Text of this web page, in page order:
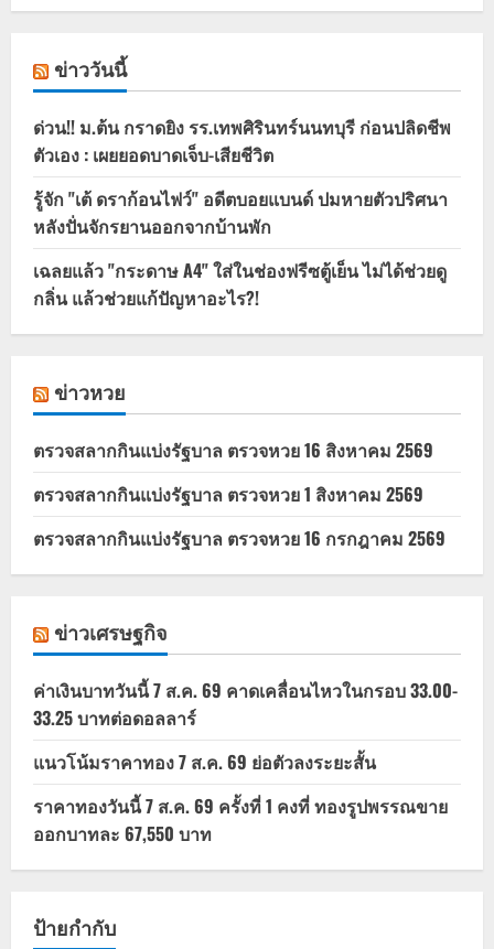
ข่าววันนี้
ด่วน!! ม.ต้น กราดยิง รร.เทพศิรินทร์นนทบุรี ก่อนปลิดชีพ
ตัวเอง : เผยยอดบาดเจ็บ-เสียชีวิต
รู้จัก "เต้ ดราก้อนไฟว์" อดีตบอยแบนด์ ปมหายตัวปริศนา
หลังปั่นจักรยานออกจากบ้านพัก
เฉลยแล้ว "กระดาษ A4" ใส่ในช่องฟรีซตู้เย็น ไม่ได้ช่วยดู
กลิ่น แล้วช่วยแก้ปัญหาอะไร?!
ข่าวหวย
ตรวจสลากกินแบ่งรัฐบาล ตรวจหวย 16 สิงหาคม 2569
ตรวจสลากกินแบ่งรัฐบาล ตรวจหวย 1 สิงหาคม 2569
ตรวจสลากกินแบ่งรัฐบาล ตรวจหวย 16 กรกฎาคม 2569
ข่าวเศรษฐกิจ
ค่าเงินบาทวันนี้ 7 ส.ค. 69 คาดเคลื่อนไหวในกรอบ 33.00-
33.25 บาทต่อดอลลาร์
แนวโน้มราคาทอง 7 ส.ค. 69 ย่อตัวลงระยะสั้น
ราคาทองวันนี้ 7 ส.ค. 69 ครั้งที่ 1 คงที่ ทองรูปพรรณขาย
ออกบาทละ 67,550 บาท
ป้ายกำกับ